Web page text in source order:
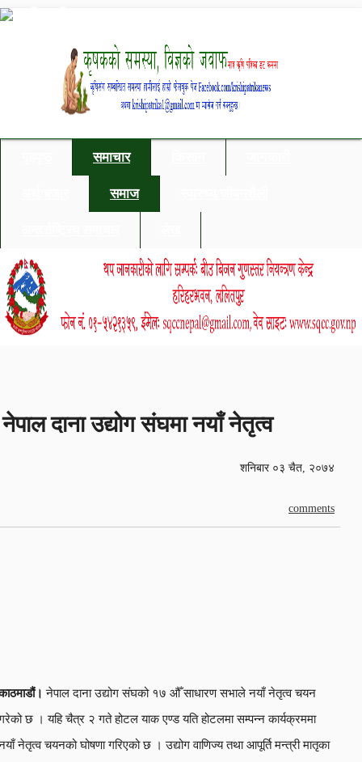
समाचार
समाज
नेपाल दाना उद्योग संघमा नयाँ नेतृत्व
शनिबार ०३ चैत, २०७४
comments
नेपाल दाना उद्योग संघको १७ औँ साधारण सभाले नयाँ नेतृत्व चयन
छ । यहि चैत्र २ गते होटल याक एण्ड यति होटलमा सम्पन्न कार्यक्रममा
नेतृत्व चयनको घोषणा गरिएको छ । उद्योग वाणिज्य तथा आपूर्ति मन्त्री मातृका